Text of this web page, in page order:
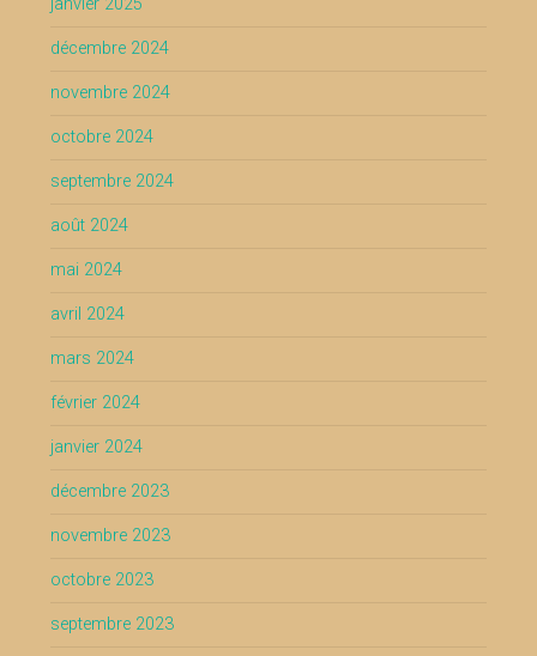
décembre 2024
novembre 2024
octobre 2024
septembre 2024
août 2024
mai 2024
avril 2024
mars 2024
février 2024
janvier 2024
décembre 2023
novembre 2023
octobre 2023
septembre 2023